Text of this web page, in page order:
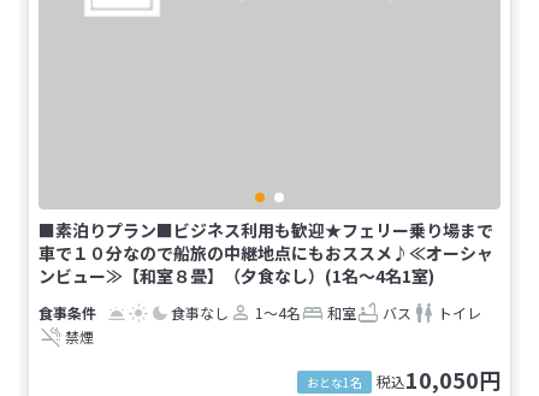
■素泊りプラン■ビジネス利用も歓迎★フェリー乗り場まで
車で１０分なので船旅の中継地点にもおススメ♪≪オーシャ
ンビュー≫【和室８畳】（夕食なし）(1名～4名1室)
食事なし 1～4名 和室 バス
トイレ
禁煙
おとな1名 税込10,050円